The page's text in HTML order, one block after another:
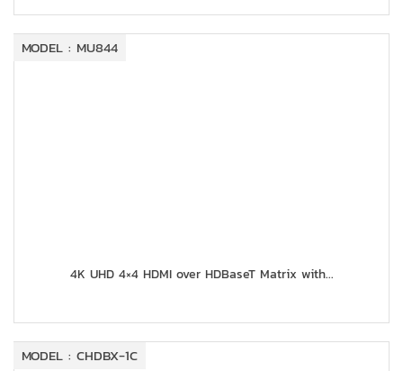
MODEL : MU844
4K UHD 4×4 HDMI over HDBaseT Matrix with...
MODEL : CHDBX-1C